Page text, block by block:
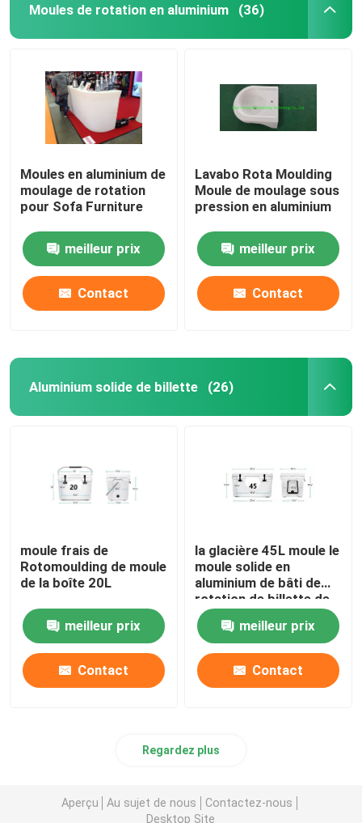
Moules de rotation en aluminium (36)
Moules en aluminium de
moulage de rotation
pour Sofa Furniture
meilleur prix
Contact
Lavabo Rota Moulding
Moule de moulage sous
pression en aluminium
meilleur prix
Contact
Aluminium solide de billette (26)
moule frais de
Rotomoulding de moule
de la boîte 20L
meilleur prix
Contact
la glacière 45L moule le
moule solide en
aluminium de bâti de
rotation de billette de
commande numérique
par ordinateur
meilleur prix
Contact
Regardez plus
Aperçu Au sujet de nous
Contactez-nous
Desktop Site